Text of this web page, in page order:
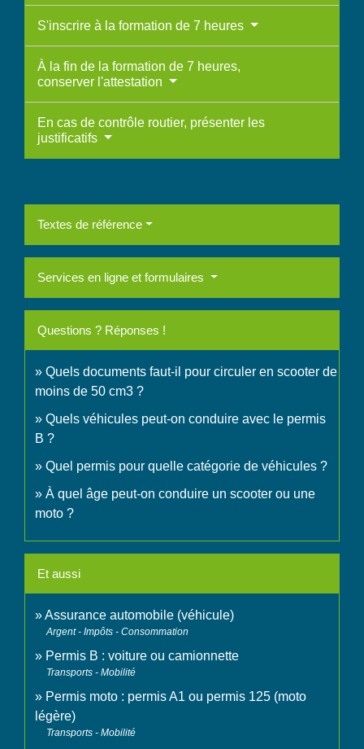
S'inscrire à la formation de 7 heures
À la fin de la formation de 7 heures,
conserver l'attestation
En cas de contrôle routier, présenter les
justificatifs
Textes de référence
Services en ligne et formulaires
Questions ? Réponses !
Quels documents faut-il pour circuler en scooter de
moins de 50 cm3 ?
Quels véhicules peut-on conduire avec le permis
B ?
Quel permis pour quelle catégorie de véhicules ?
À quel âge peut-on conduire un scooter ou une
moto ?
Et aussi
Assurance automobile (véhicule)
Argent - Impôts - Consommation
Permis B : voiture ou camionnette
Transports - Mobilité
Permis moto : permis A1 ou permis 125 (moto
légère)
Transports - Mobilité